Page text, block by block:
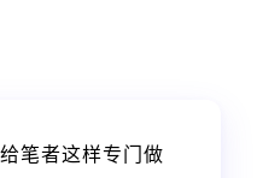
笔者这样专门做